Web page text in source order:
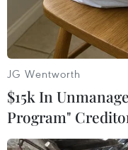
JG Wentworth
$15k In
Program"